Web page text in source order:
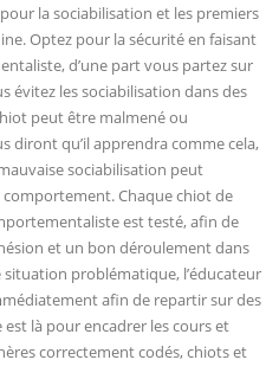
la sociabilisation et les premiers
Optez pour la sécurité en faisant
d’une part vous partez sur
évitez les sociabilisation dans des
peut être malmené ou
diront qu’il apprendra comme cela,
sociabilisation peut
Chaque chiot de
est testé, afin de
et un bon déroulement dans
situation problématique, l’éducateur
afin de repartir sur des
est là pour encadrer les cours et
correctement codés, chiots et